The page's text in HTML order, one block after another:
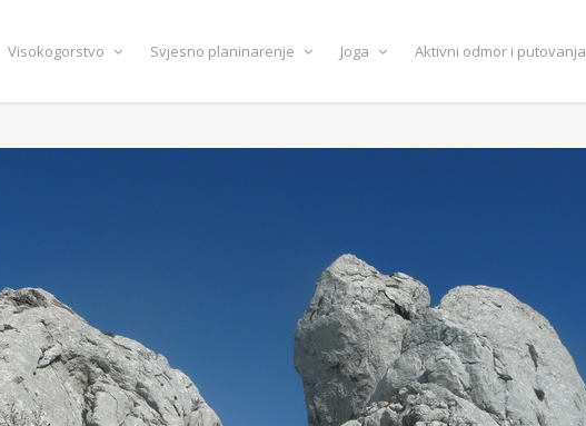
Visokogorstvo Svjesno planinarenje Joga Aktivni odmor i putovanja